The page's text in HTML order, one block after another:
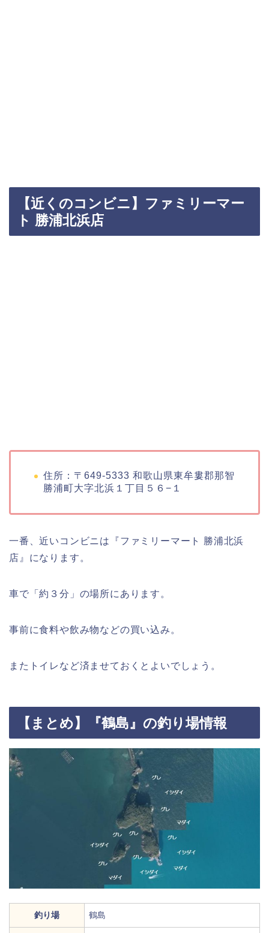
【近くのコンビニ】ファミリーマー
ト 勝浦北浜店
住所：〒649-5333 和歌山県東牟婁郡那智
勝浦町大字北浜１丁目５６−１
一番、近いコンビニは『ファミリーマート 勝浦北浜
店』になります。
車で「約３分」の場所にあります。
事前に食料や飲み物などの買い込み。
またトイレなど済ませておくとよいでしょう。
【まとめ】『鶴島』の釣り場情報
釣り場 鶴島